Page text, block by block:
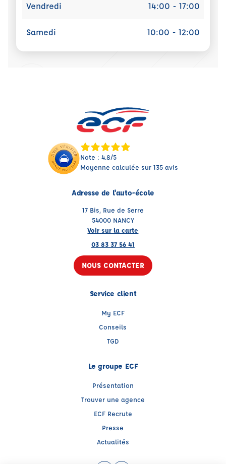
Vendredi 14:00 - 17:00
Samedi 10:00 - 12:00
Note : 4.8/5
Moyenne calculée sur 135 avis
Adresse de l'auto-école
17 Bis, Rue de Serre
54000 NANCY
Voir sur la carte
03 83 37 56 41
NOUS CONTACTER
Service client
My ECF
Conseils
TGD
Le groupe ECF
Présentation
Trouver une agence
ECF Recrute
Presse
Actualités